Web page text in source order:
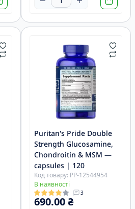
Puritan's Pride Double
Strength Glucosamine,
Chondroitin & MSM —
capsules | 120
Код товару: PP-12544954
В наявності
3
690.00 ₴